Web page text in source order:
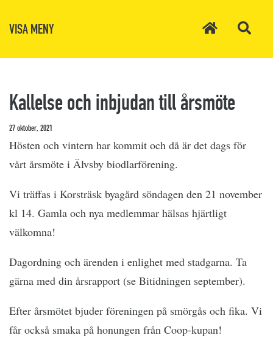
VISA MENY
Kallelse och inbjudan till årsmöte
27 oktober, 2021
Hösten och vintern har kommit och då är det dags för
vårt årsmöte i Älvsby biodlarförening.
Vi träffas i Korsträsk byagård söndagen den 21 november
kl 14. Gamla och nya medlemmar hälsas hjärtligt
välkomna!
Dagordning och ärenden i enlighet med stadgarna. Ta
gärna med din årsrapport (se Bitidningen september).
Efter årsmötet bjuder föreningen på smörgås och fika. Vi
får också smaka på honungen från Coop-kupan!